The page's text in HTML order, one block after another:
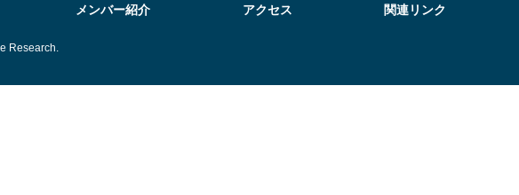
メンバー紹介 アクセス 関連リンク
Research.